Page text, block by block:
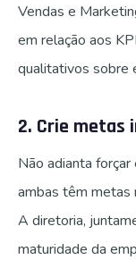
Vendas e
em relação aos
qualitativos sobre
2. Crie metas
Não adianta
ambas têm metas
A diretoria,
maturidade da